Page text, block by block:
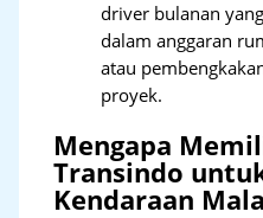
driver bulanan
dalam anggaran
atau
proyek.
Mengapa
Transindo
Kendaraan